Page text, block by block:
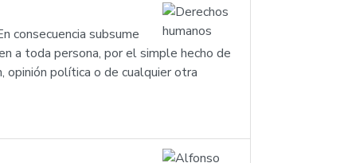
consecuencia subsume
a toda persona, por el simple hecho de
opinión política o de cualquier otra